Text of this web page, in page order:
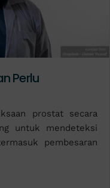
Perlu
prostat secara
untuk mendeteksi
pembesaran